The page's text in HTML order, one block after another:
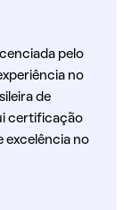
pelo
no
de
certificação
excelência no